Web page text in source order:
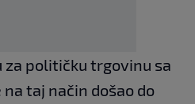
za političku trgovinu sa
na taj način došao do